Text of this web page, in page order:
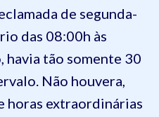
de segunda-
das 08:00h às
havia tão somente 30
Não houvera,
horas extraordinárias